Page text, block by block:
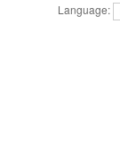
Language: